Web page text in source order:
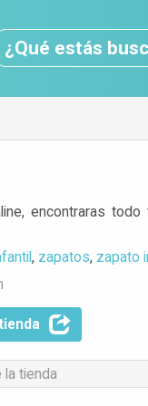
encontraras
, zapatos, zapato
la tienda